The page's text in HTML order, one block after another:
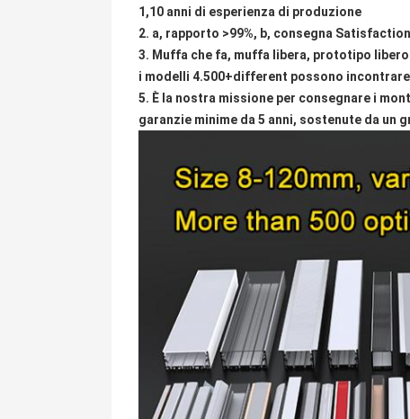
1,10 anni di esperienza di produzione
2. a, rapporto >99%, b, consegna
3. Muffa che fa, muffa libera, prototipo
i modelli 4.500+different possono
5. È la nostra missione per consegnare i
garanzie minime da 5 anni, sostenute da